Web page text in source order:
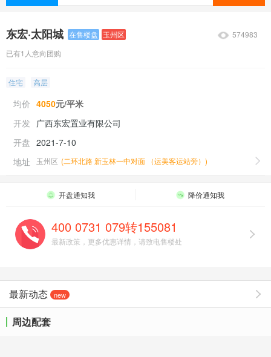
574983
东宏·太阳城 在售楼盘 玉州区
已有1人意向团购
住宅 高层
均价 4050元/平米
开发 广西东宏置业有限公司
开盘 2021-7-10
地址
玉州区 (二环北路 新玉林一中对面 （运美客运站旁） )
开盘通知我 降价通知我
400 0731 079转155081
最新政策，更多优惠详情，请致电售楼处
最新动态 new
周边配套